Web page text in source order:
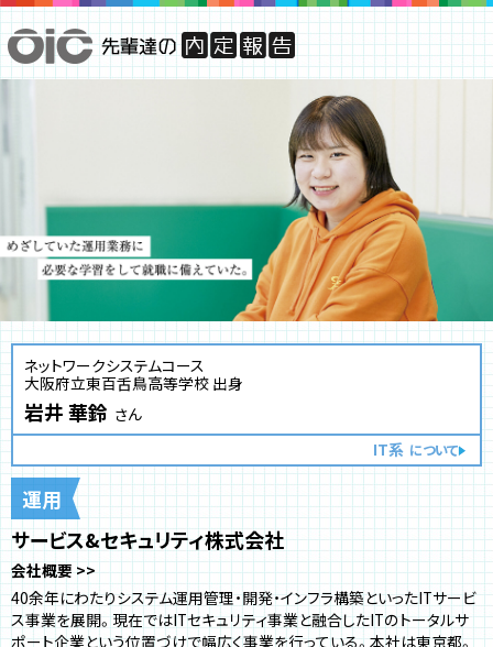
ネットワークシステムコース
大阪府立東百舌鳥高等学校 出身
岩井 華鈴 さん
IT系 について
運用
サービス&セキュリティ株式会社
会社概要
40余年にわたりシステム運用管理・開発・インフラ構築といったITサービ
ス事業を展開。現在ではITセキュリティ事業と融合したITのトータルサ
ポート企業という位置づけで幅広く事業を行っている。本社は東京都。